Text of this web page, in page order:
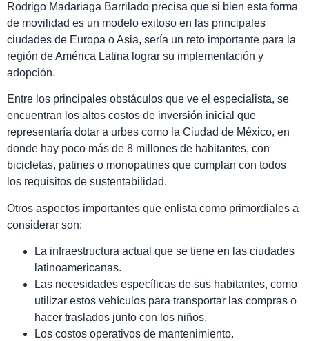
Rodrigo Madariaga Barrilado precisa que si bien esta forma
de movilidad es un modelo exitoso en las principales
ciudades de Europa o Asia, sería un reto importante para la
región de América Latina lograr su implementación y
adopción.
Entre los principales obstáculos que ve el especialista, se
encuentran los altos costos de inversión inicial que
representaría dotar a urbes como la Ciudad de México, en
donde hay poco más de 8 millones de habitantes, con
bicicletas, patines o monopatines que cumplan con todos
los requisitos de sustentabilidad.
Otros aspectos importantes que enlista como primordiales a
considerar son:
La infraestructura actual que se tiene en las ciudades
latinoamericanas.
Las necesidades específicas de sus habitantes, como
utilizar estos vehículos para transportar las compras o
hacer traslados junto con los niños.
Los costos operativos de mantenimiento.